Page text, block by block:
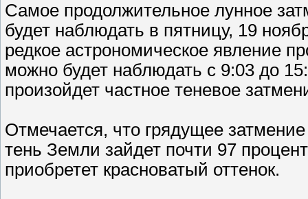
Самое продолжительное лунное
будет наблюдать в пятницу, 19
редкое астрономическое явление
можно будет наблюдать с 9:03 до
произойдет частное теневое
Отмечается, что грядущее
тень Земли зайдет почти 97
приобретет красноватый оттенок.